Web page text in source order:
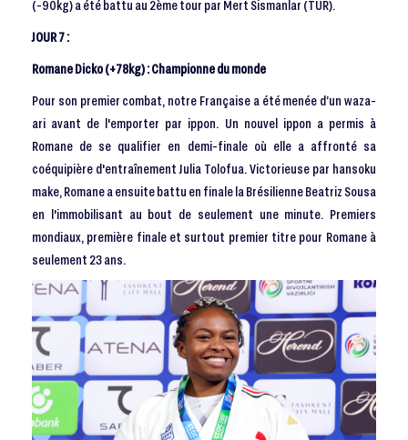
(-90kg) a été battu au 2ème tour par Mert Sismanlar (TUR).
JOUR 7 :
Romane Dicko (+78kg) : Championne du monde
Pour son premier combat, notre Française a été menée d’un waza-
ari avant de l'emporter par ippon. Un nouvel ippon a permis à
Romane de se qualifier en demi-finale où elle a affronté sa
coéquipière d'entraînement Julia Tolofua. Victorieuse par hansoku
make, Romane a ensuite battu en finale la Brésilienne Beatriz Sousa
en l'immobilisant au bout de seulement une minute. Premiers
mondiaux, première finale et surtout premier titre pour Romane à
seulement 23 ans.